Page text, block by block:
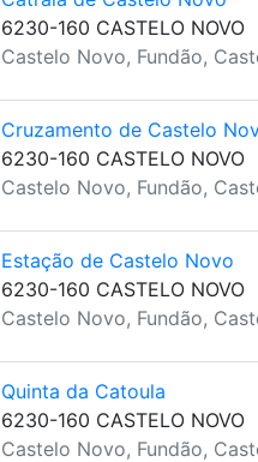
6230-160 CASTELO NOVO
Castelo Novo, Fundão,
Cruzamento de Castelo
6230-160 CASTELO NOVO
Castelo Novo, Fundão,
Estação de Castelo Novo
6230-160 CASTELO NOVO
Castelo Novo, Fundão,
Quinta da Catoula
6230-160 CASTELO NOVO
Castelo Novo, Fundão,